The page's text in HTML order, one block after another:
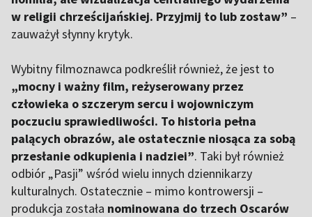
w religii chrześcijańskiej. Przyjmij to lub zostaw” –
zauważył słynny krytyk.
Wybitny filmoznawca podkreślił również, że jest to
„mocny i ważny film, reżyserowany przez
człowieka o szczerym sercu i wojowniczym
poczuciu sprawiedliwości. To historia pełna
palących obrazów, ale ostatecznie niosąca za sobą
przesłanie odkupienia i nadziei”. Taki był również
odbiór „Pasji” wśród wielu innych dziennikarzy
kulturalnych. Ostatecznie – mimo kontrowersji –
produkcja została nominowana do trzech Oscarów